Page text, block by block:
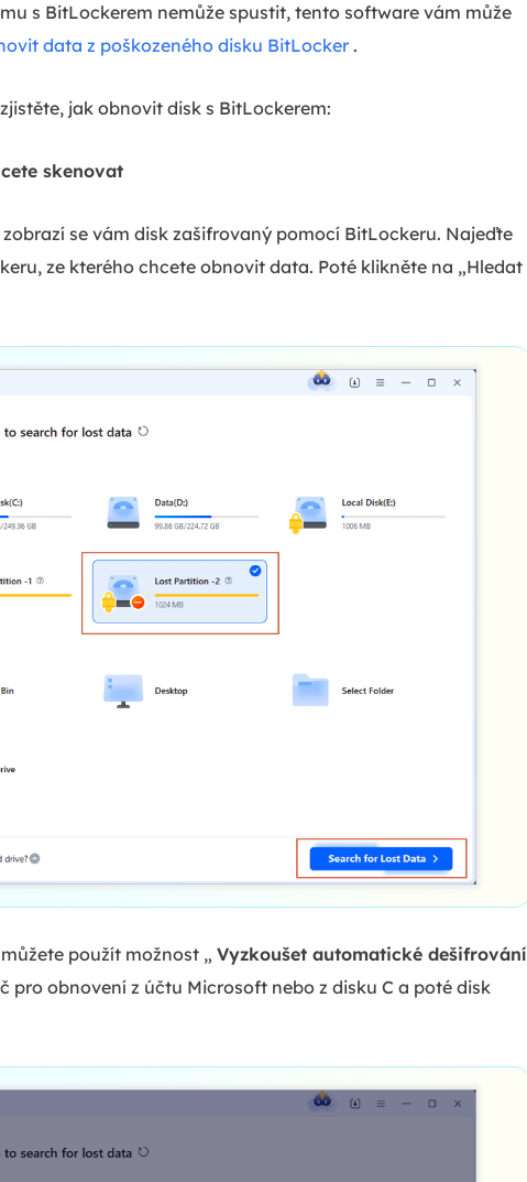
s BitLockerem nemůže spustit, tento software vám může
data z poškozeného disku BitLocker .
jak obnovit disk s BitLockerem:
skenovat
se vám disk zašifrovaný pomocí BitLockeru. Najeďte
ze kterého chcete obnovit data. Poté klikněte na „Hledat
použít možnost „ Vyzkoušet automatické dešifrování
pro obnovení z účtu Microsoft nebo z disku C a poté disk